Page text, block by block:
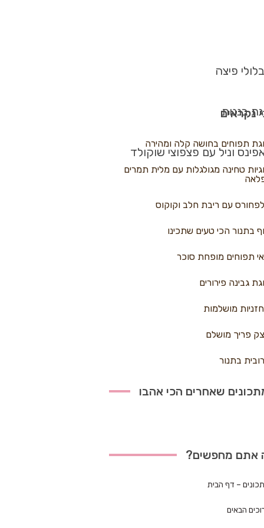
פיצה
בננות
וניל עם פצפוצי שוקולד
נקראים
תפוחים בחושה קלה ומהירה
טחינה מגולגלות עם מלית תמרים
עם ריבת חלב וקוקוס
בתנור הכי טעים שתכינו
תפוחים מופחת סוכר
גבינה פירורים
מושלמות
פריך מושלם
בתנור
שאחרים הכי אהבו
אתם מחפשים?
– דף הבית
הבאים